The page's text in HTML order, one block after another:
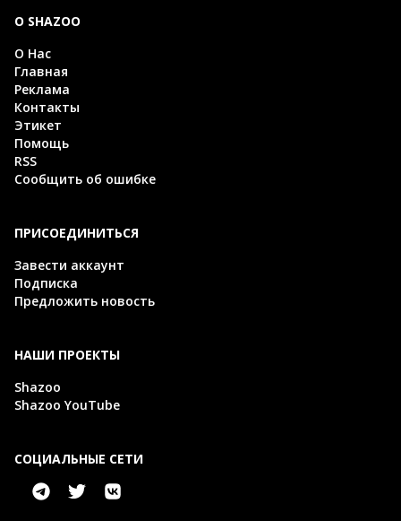
О SHAZOO
О Нас
Главная
Реклама
Контакты
Этикет
Помощь
RSS
Сообщить об ошибке
ПРИСОЕДИНИТЬСЯ
Завести аккаунт
Подписка
Предложить новость
НАШИ ПРОЕКТЫ
Shazoo
Shazoo YouTube
СОЦИАЛЬНЫЕ СЕТИ